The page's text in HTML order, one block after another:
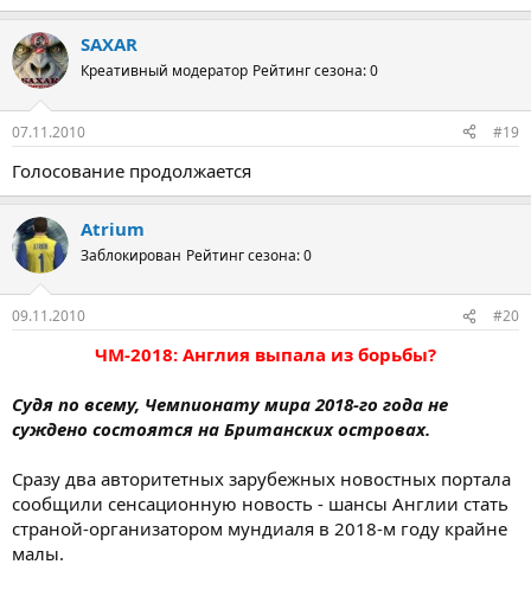
SAXAR
Креативный модератор Рейтинг сезона: 0
07.11.2010 #19
Голосование продолжается
Atrium
Заблокирован Рейтинг сезона: 0
09.11.2010 #20
ЧМ-2018: Англия выпала из борьбы?
Судя по всему, Чемпионату мира 2018-го года не
суждено состоятся на Британских островах.
Сразу два авторитетных зарубежных новостных портала
сообщили сенсационную новость - шансы Англии стать
страной-организатором мундиаля в 2018-м году крайне
малы.